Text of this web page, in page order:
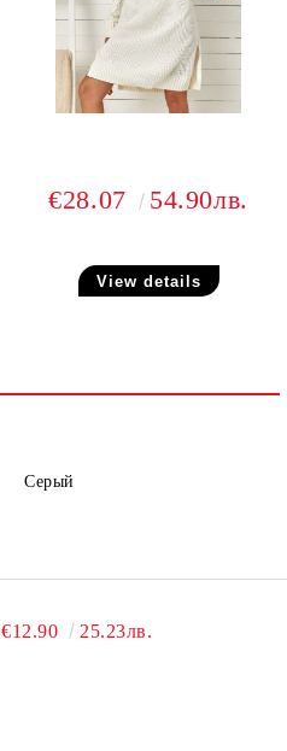
€28.07 54.90лв.
View details
Серый
€12.90 25.23лв.